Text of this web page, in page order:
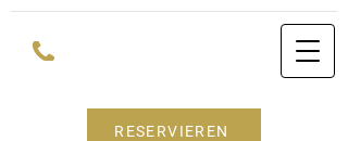
RESERVIEREN